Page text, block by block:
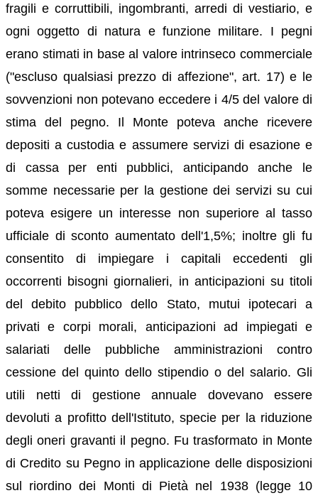
fragili e corruttibili, ingombranti, arredi di vestiario, e
ogni oggetto di natura e funzione militare. I pegni
erano stimati in base al valore intrinseco commerciale
("escluso qualsiasi prezzo di affezione", art. 17) e le
sovvenzioni non potevano eccedere i 4/5 del valore di
stima del pegno. Il Monte poteva anche ricevere
depositi a custodia e assumere servizi di esazione e
di cassa per enti pubblici, anticipando anche le
somme necessarie per la gestione dei servizi su cui
poteva esigere un interesse non superiore al tasso
ufficiale di sconto aumentato dell'1,5%; inoltre gli fu
consentito di impiegare i capitali eccedenti gli
occorrenti bisogni giornalieri, in anticipazioni su titoli
del debito pubblico dello Stato, mutui ipotecari a
privati e corpi morali, anticipazioni ad impiegati e
salariati delle pubbliche amministrazioni contro
cessione del quinto dello stipendio o del salario. Gli
utili netti di gestione annuale dovevano essere
devoluti a profitto dell'Istituto, specie per la riduzione
degli oneri gravanti il pegno. Fu trasformato in Monte
di Credito su Pegno in applicazione delle disposizioni
sul riordino dei Monti di Pietà nel 1938 (legge 10